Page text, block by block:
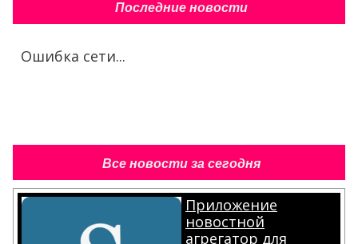
Последние новости
Ошибка сети...
Все новости за сегодня
Приложение
новостной
агрегатор для